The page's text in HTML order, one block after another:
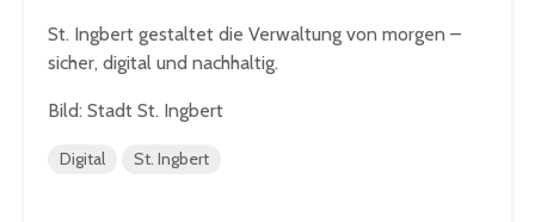
St. Ingbert gestaltet die Verwaltung von morgen –
sicher, digital und nachhaltig.
Bild: Stadt St. Ingbert
Digital St. Ingbert